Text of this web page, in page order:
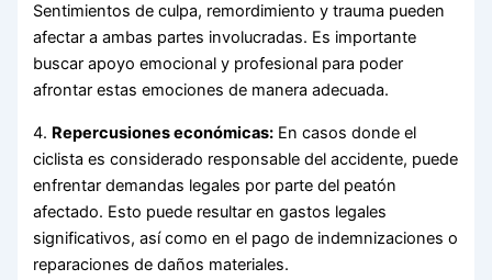
Sentimientos de culpa, remordimiento y trauma pueden
afectar a ambas partes involucradas. Es importante
buscar apoyo emocional y profesional para poder
afrontar estas emociones de manera adecuada.
4. Repercusiones económicas: En casos donde el
ciclista es considerado responsable del accidente, puede
enfrentar demandas legales por parte del peatón
afectado. Esto puede resultar en gastos legales
significativos, así como en el pago de indemnizaciones o
reparaciones de daños materiales.